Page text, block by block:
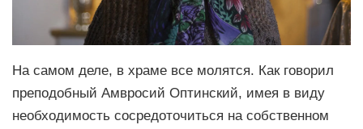
На самом деле, в храме все молятся. Как говорил
преподобный Амвросий Оптинский, имея в виду
необходимость сосредоточиться на собственном